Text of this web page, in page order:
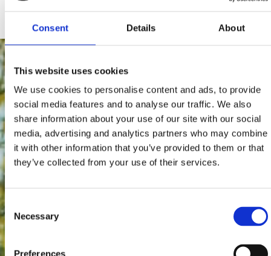
Consent Details About
This website uses cookies
We use cookies to personalise content and ads, to provide
social media features and to analyse our traffic. We also
share information about your use of our site with our social
media, advertising and analytics partners who may combine
it with other information that you’ve provided to them or that
they’ve collected from your use of their services.
Consent
Selection
Necessary
Preferences